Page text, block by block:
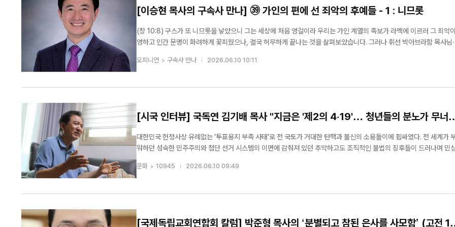
[이승현 목사의 구속사 만나] ㊴ 가인의 편에 선 죄악의 후예들 - 1 : 니므롯
(창 10:8) 구스가 또 니므롯을 낳았으니 그는 세상에 처음 영걸이라 우리는 가인 계열의 족보가 라멕에 이르러 그 죄악이 관
영하고 인간 문명이 화려하게 꽃피웠으나, 결국 허무하게 끝나는 것을 살펴보았습니다. 그러나 휘선 박아브라함 목사님
말씀하고 있습니다. “성경은 가인의 육적인 ...
오피니언 구속사 만나 2026.06.10 10:11
[시국 인터뷰] 국독연 김기배 목사 "지금은 '제2의 4·19'… 청년들의 분노가 무너
민주주의 깨울 것"
대한민국 헌정사상 유례없는 '투표용지 부족 사태'로 전 국토가 거대한 탄핵과 불신의 소용돌이에 휩싸였다. 전 세계가
워하던 성숙한 민주주의와 첨단 선거 시스템의 이면에 감춰져 있던 추악하고도 조직적인 불법의 징후들이 드러나며 민
폭발 직전이다. 여야 정치권은 파국을 수습하기는커녕 진영 싸움에 매몰되어 있고, 환율은 미친 듯이 폭등해 민생 경제는
네수엘라식 붕괴를 경고하고 있다. 설상...
문화 10945 2026.06.10 09:49
[국제독립교회연합회 칼럼] 박준형 목사의 ‘분별되고 참된 은사를 사모함’ (고전